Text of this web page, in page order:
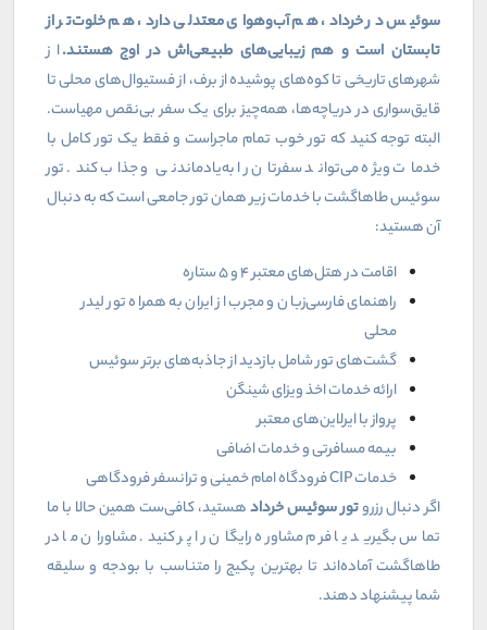
سوئیس در خرداد، هم آب‌وهوای معتدلی دارد، هم خلوت‌تر از
تابستان است و هم زیبایی‌های طبیعی‌اش در اوج هستند.از
شهرهای تاریخی تا کوه‌های پوشیده از برف، از فستیوال‌های محلی تا
قایق‌سواری در دریاچه‌ها، همه‌چیز برای یک سفر بی‌نقص مهیاست.
البته توجه کنید که تور خوب تمام ماجراست و فقط یک تور کامل با
خدمات ویژه می‌تواند سفرتان را به‌یادماندنی و جذاب کند. تور
سوئیس طاهاگشت با خدمات زیر همان تور جامعی است که به دنبال
آن هستید:
اقامت در هتل‌های معتبر ۴ و ۵ ستاره
راهنمای فارسی‌زبان و مجرب از ایران به همراه تور لیدر
محلی
گشت‌های تور شامل بازدید از جاذبه‌های برتر سوئیس
ارائه خدمات اخذ ویزای شینگن
پرواز با ایرلاین‌های معتبر
بیمه مسافرتی و خدمات اضافی
خدماتCIPفرودگاه امام خمینی و ترانسفر فرودگاهی
اگر دنبال رزروتور سوئیس خردادهستید، کافی‌ست همین حالا با ما
تماس بگیرید یا فرم مشاوره رایگان را پر کنید. مشاوران ما در
طاهاگشت آماده‌اند تا بهترین پکیج را متناسب با بودجه و سلیقه
شما پیشنهاد دهند.